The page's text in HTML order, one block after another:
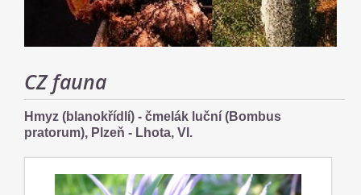
CZ fauna
Hmyz (blanokřídlí) - čmelák luční (Bombus
pratorum), Plzeň - Lhota, VI.